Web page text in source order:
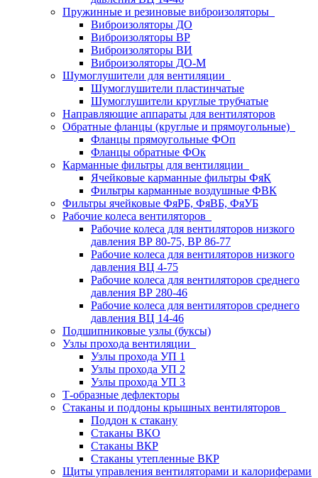
Пружинные и резиновые виброизоляторы
Виброизоляторы ДО
Виброизоляторы ВР
Виброизоляторы ВИ
Виброизоляторы ДО-М
Шумоглушители для вентиляции
Шумоглушители пластинчатые
Шумоглушители круглые трубчатые
Направляющие аппараты для вентиляторов
Обратные фланцы (круглые и прямоугольные)
Фланцы прямоугольные ФОп
Фланцы обратные ФОк
Карманные фильтры для вентиляции
Ячейковые карманные фильтры ФяК
Фильтры карманные воздушные ФВК
Фильтры ячейковые ФяРБ, ФяВБ, ФяУБ
Рабочие колеса вентиляторов
Рабочие колеса для вентиляторов низкого
давления ВР 80-75, ВР 86-77
Рабочие колеса для вентиляторов низкого
давления ВЦ 4-75
Рабочие колеса для вентиляторов среднего
давления ВР 280-46
Рабочие колеса для вентиляторов среднего
давления ВЦ 14-46
Подшипниковые узлы (буксы)
Узлы прохода вентиляции
Узлы прохода УП 1
Узлы прохода УП 2
Узлы прохода УП 3
Т-образные дефлекторы
Стаканы и поддоны крышных вентиляторов
Поддон к стакану
Стаканы ВКО
Стаканы ВКР
Стаканы утепленные ВКР
Щиты управления вентиляторами и калориферами